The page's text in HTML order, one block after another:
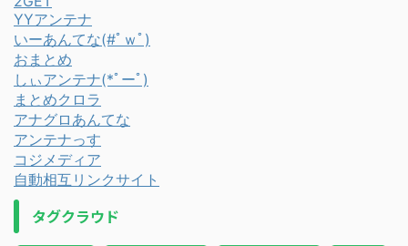
YYアンテナ
いーあんてな(#ﾟｗﾟ)
おまとめ
しぃアンテナ(*ﾟーﾟ)
まとめクロラ
アナグロあんてな
アンテナっす
コジメディア
自動相互リンクサイト
タグクラウド